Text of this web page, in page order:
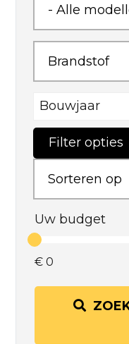
CONTACT
Bouwjaar
Filter opties
Uw budget
€ 0